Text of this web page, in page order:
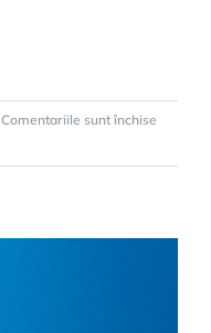
Comentariile sunt închise
EPIDS